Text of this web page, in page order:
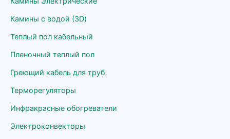
Камины с водой (3D)
Теплый пол кабельный
Пленочный теплый пол
Греющий кабель для труб
Терморегуляторы
Инфракрасные обогреватели
Электроконвекторы